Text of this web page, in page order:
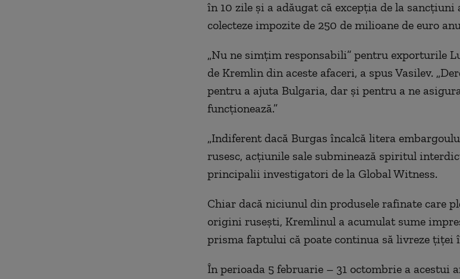
în 10 zile și a adăugat că excepția de la
colecteze impozite de 250 de milioane de euro
„Nu ne simțim responsabili” pentru exporturile
de Kremlin din aceste afaceri, a spus Vasilev.
pentru a ajuta Bulgaria, dar și pentru a ne
funcționează.”
„Indiferent dacă Burgas încalcă litera
rusesc, acțiunile sale subminează spiritul
principalii investigatori de la Global Witness.
Chiar dacă niciunul din produsele rafinate care
origini rusești, Kremlinul a acumulat sume
prisma faptului că poate continua să livreze țiței
În perioada 5 februarie – 31 octombrie a acestui